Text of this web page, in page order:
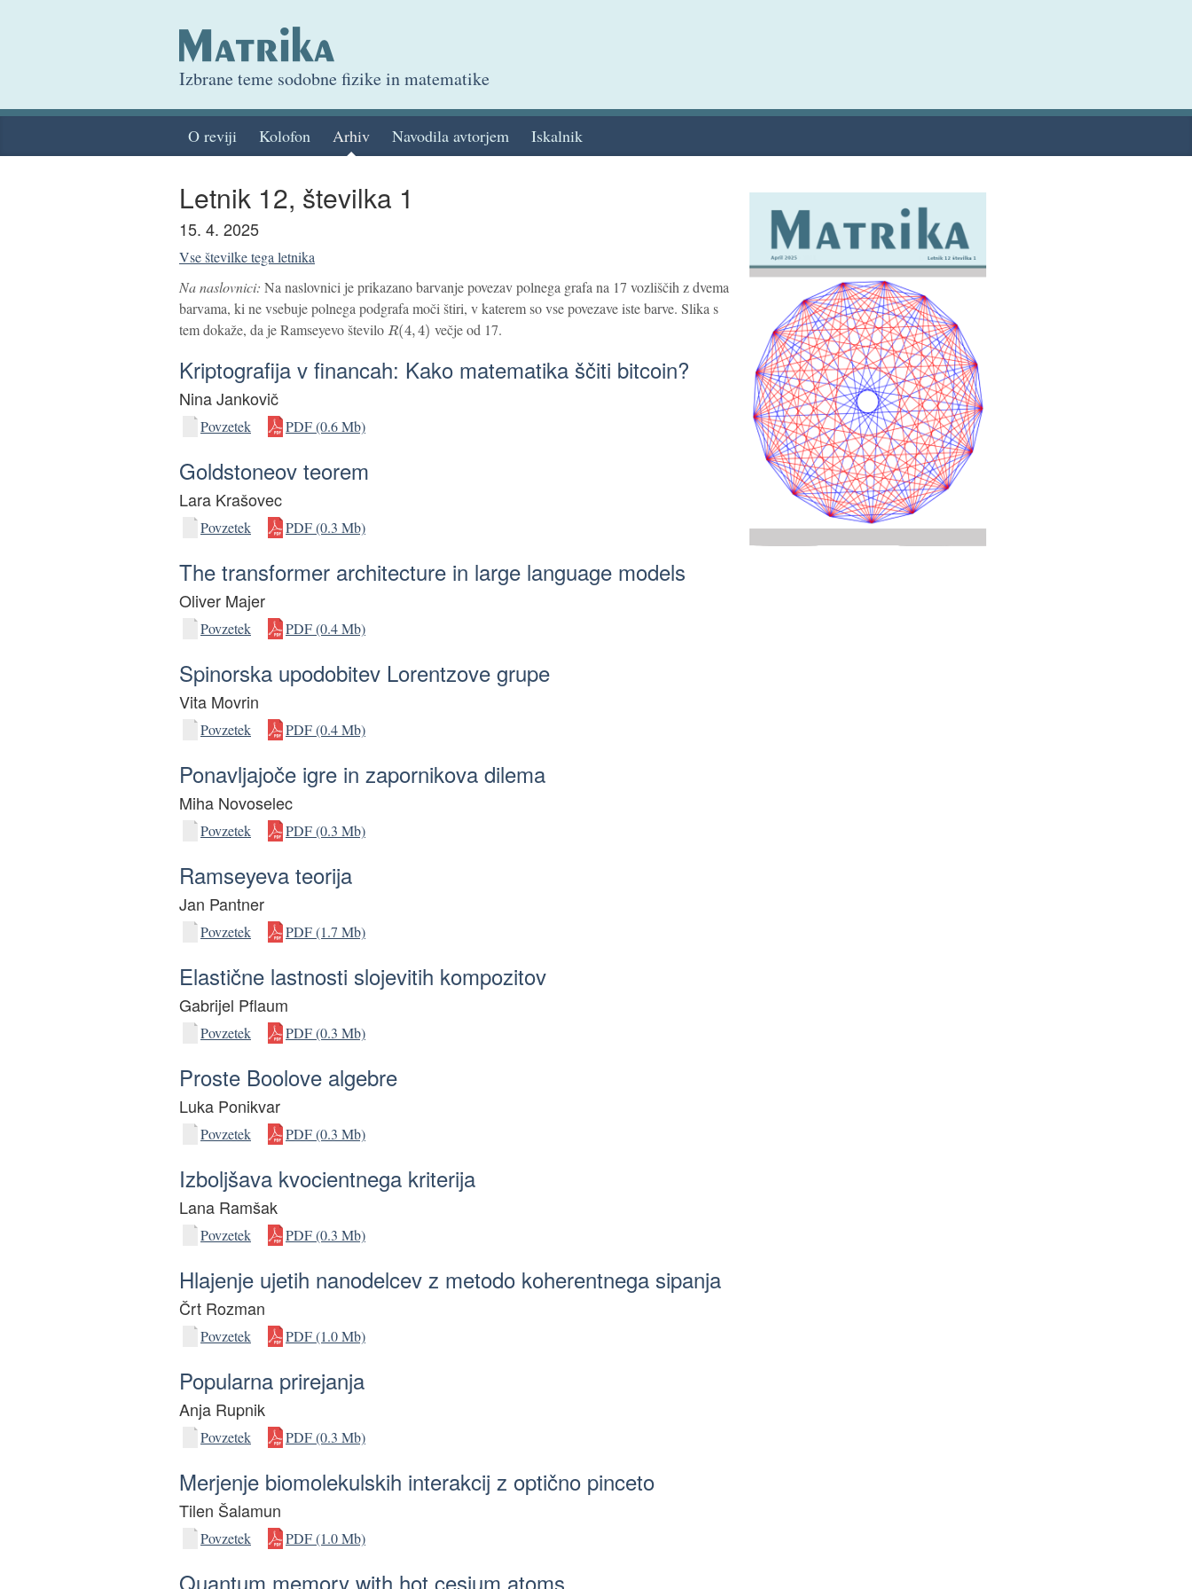
Izbrane teme sodobne fizike in matematike
O reviji Kolofon Arhiv Navodila avtorjem Iskalnik
Letnik 12, številka 1
15. 4. 2025
Vse številke tega letnika
Na naslovnici: Na naslovnici je prikazano barvanje povezav polnega grafa na 17 vozliščih z dvema
barvama, ki ne vsebuje polnega podgrafa moči štiri, v katerem so vse povezave iste barve. Slika s
tem dokaže, da je Ramseyevo število R(4 , ) večje od 17.
Kriptografija v financah: Kako matematika ščiti bitcoin?
Nina Jankovič
Povzetek PDF (0.6 Mb)
Goldstoneov teorem
Lara Krašovec
Povzetek PDF (0.3 Mb)
The transformer architecture in large language models
Oliver Majer
Povzetek PDF (0.4 Mb)
Spinorska upodobitev Lorentzove grupe
Vita Movrin
Povzetek PDF (0.4 Mb)
Ponavljajoče igre in zapornikova dilema
Miha Novoselec
Povzetek PDF (0.3 Mb)
Ramseyeva teorija
Jan Pantner
Povzetek PDF (1.7 Mb)
Elastične lastnosti slojevitih kompozitov
Gabrijel Pflaum
Povzetek PDF (0.3 Mb)
Proste Boolove algebre
Luka Ponikvar
Povzetek PDF (0.3 Mb)
Izboljšava kvocientnega kriterija
Lana Ramšak
Povzetek PDF (0.3 Mb)
Hlajenje ujetih nanodelcev z metodo koherentnega sipanja
Črt Rozman
Povzetek PDF (1.0 Mb)
Popularna prirejanja
Anja Rupnik
Povzetek PDF (0.3 Mb)
Merjenje biomolekulskih interakcij z optično pinceto
Tilen Šalamun
Povzetek PDF (1.0 Mb)
Quantum memory with hot cesium atoms